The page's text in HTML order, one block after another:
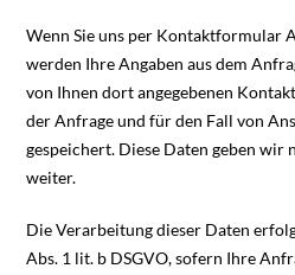
Wenn Sie uns per Kontaktformular
werden Ihre Angaben aus dem
von Ihnen dort angegebenen
der Anfrage und für den Fall von
gespeichert. Diese Daten geben
weiter.
Die Verarbeitung dieser Daten
Abs. 1 lit. b DSGVO, sofern Ihre